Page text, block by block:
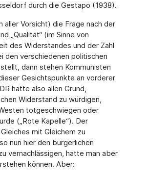
durch die Gestapo (1938).
aller Vorsicht) die Frage nach der
„Qualität“ (im Sinne von
des Widerstandes und der Zahl
den verschiedenen politischen
dann stehen Kommunisten
Gesichtspunkte an vorderer
hatte also allen Grund,
Widerstand zu würdigen,
totgeschwiegen oder
(„Rote Kapelle“). Der
mit Gleichem zu
nun hier den bürgerlichen
vernachlässigen, hätte man aber
können. Aber: